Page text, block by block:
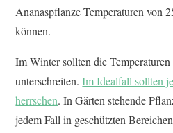
Ananaspflanze Temperaturen von
können.
Im Winter sollten die
unterschreiten.Im Idealfall sollten
herrschen. In Gärten stehende
jedem Fall in geschützten